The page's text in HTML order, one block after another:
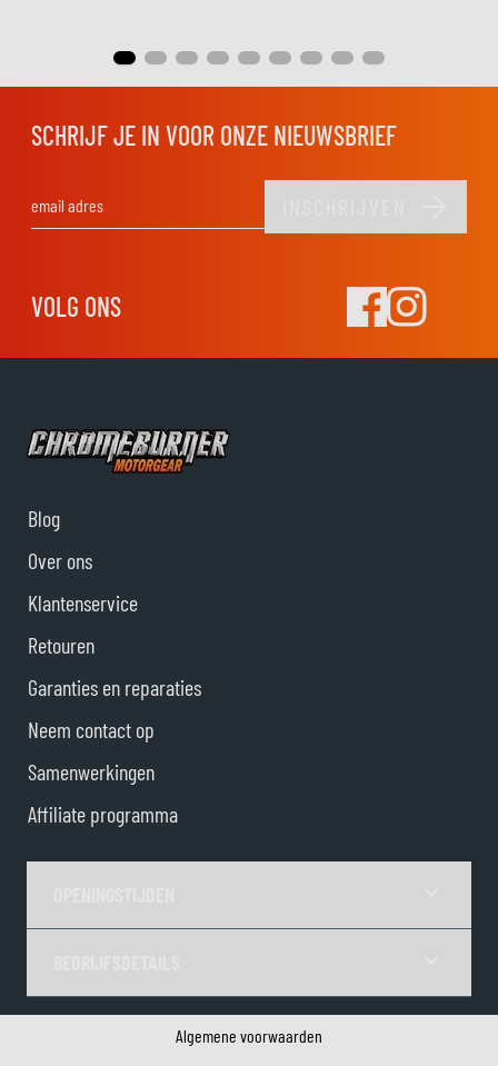
SCHRIJF JE IN VOOR ONZE NIEUWSBRIEF
VOLG ONS
Blog
Over ons
Klantenservice
Retouren
Garanties en reparaties
Neem contact op
Samenwerkingen
Affiliate programma
Algemene voorwaarden